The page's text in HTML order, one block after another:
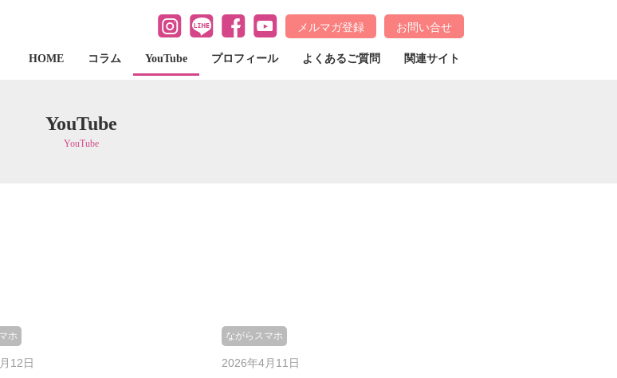
メルマガ登録 お問い合せ
HOME コラム YouTube プロフィール よくあるご質問 関連サイト
YouTube
YouTube
ホ
12日
ながらスマホ
2026年4月11日